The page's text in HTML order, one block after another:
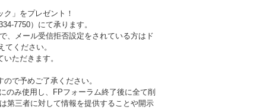
」をプレゼント！
7750）にて承ります。
、メール受信拒否設定をされている方はド
ください。
ただきます。
で予めご了承ください。
のみ使用し、FPフォーラム終了後に全て削
第三者に対して情報を提供することや開示